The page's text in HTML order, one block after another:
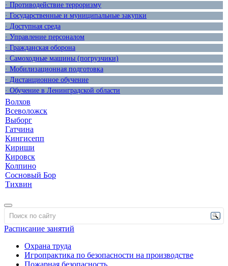
· Противодействие терроризму
· Государственные и муниципальные закупки
· Доступная среда
· Управление персоналом
· Гражданская оборона
· Самоходные машины (погрузчики)
· Мобилизационная подготовка
· Дистанционное обучение
· Обучение в Ленинградской области
Волхов
Всеволожск
Выборг
Гатчина
Кингисепп
Кириши
Кировск
Колпино
Сосновый Бор
Тихвин
Расписание занятий
Охрана труда
Игропрактика по безопасности на производстве
Пожарная безопасность